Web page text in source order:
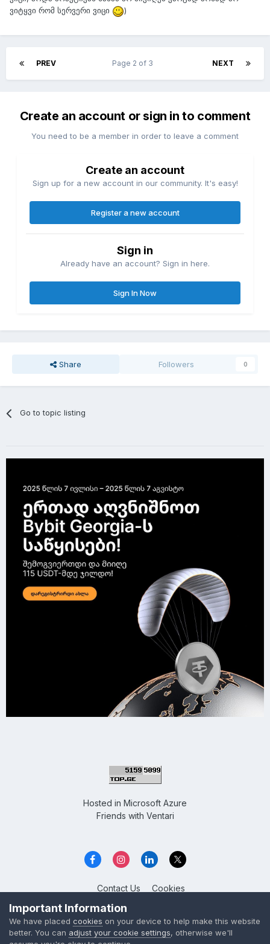
ვიტყვი რომ სერვერი ვიცი
)
PREV NEXT
Page 2 of 3
Create an account or sign in to comment
You need to be a member in order to leave a comment
Create an account
Sign up for a new account in our community. It's easy!
Register a new account
Sign in
Already have an account? Sign in here.
Sign In Now
Share Followers 0
Go to topic listing
Hosted in Microsoft Azure
Friends with Ventari
Contact Us Cookies
Overclockers GE
Powered by Invision Community
Important Information
We have placed cookies on your device to help make this website
better. You can adjust your cookie settings, otherwise we'll